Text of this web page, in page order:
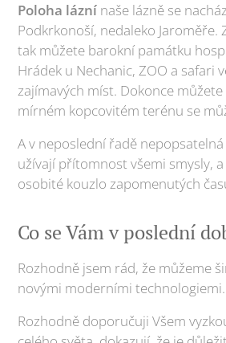
Poloha lázní naše lázně se
Podkrkonoší, nedaleko
tak můžete barokní památku
Hrádek u Nechanic, ZOO a safari
zajímavých míst. Dokonce
mírném kopcovitém terénu se
A v neposlední řadě nepopsatelná
užívají přítomnost všemi smysly,
osobité kouzlo zapomenutých
Co se Vám v poslední
Rozhodně jsem rád, že můžeme
novými moderními technologiemi.
Rozhodně doporučuji Všem